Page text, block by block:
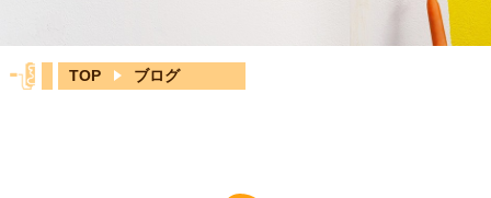
実質負担0円リフォーム！無料診断受付中
ブログ
TOP ブログ